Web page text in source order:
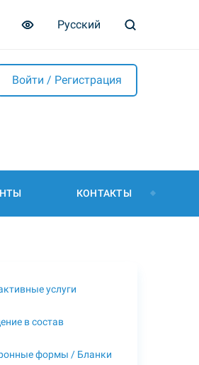
Русский
Войти / Регистрация
КОНТАКТЫ
услуги
в состав
формы / Бланки